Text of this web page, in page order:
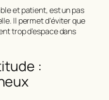
et patient, est un pas
Il permet d’éviter que
trop d’espace dans
: